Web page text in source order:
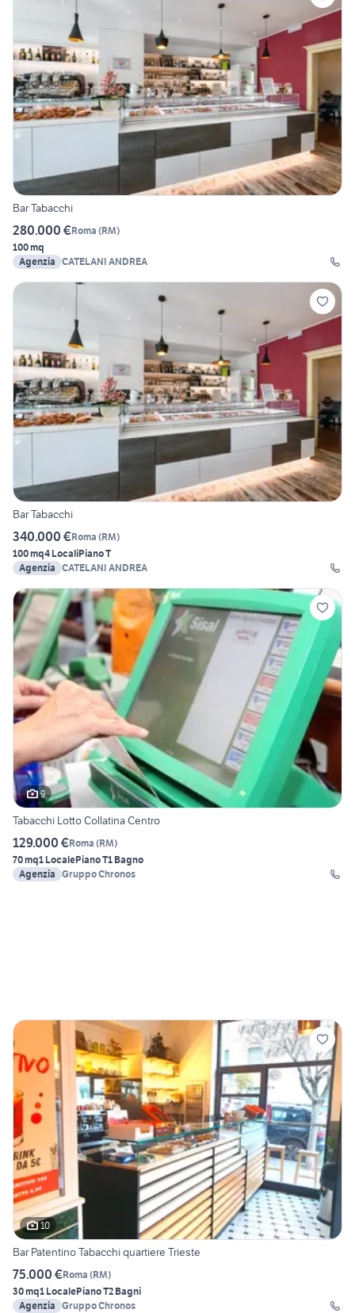
Bar Tabacchi
280.000 €Roma (RM)
100 mq
Agenzia CATELANI ANDREA
Bar Tabacchi
340.000 €Roma (RM)
100 mq4 LocaliPiano T
Agenzia CATELANI ANDREA
9
Tabacchi Lotto Collatina Centro
129.000 €Roma (RM)
70 mq1 LocalePiano T1 Bagno
Agenzia Gruppo Chronos
10
Bar Patentino Tabacchi quartiere Trieste
75.000 €Roma (RM)
30 mq1 LocalePiano T2 Bagni
Agenzia Gruppo Chronos